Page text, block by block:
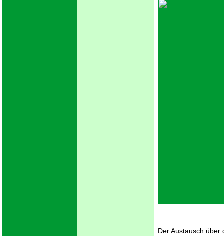
Der Austausch